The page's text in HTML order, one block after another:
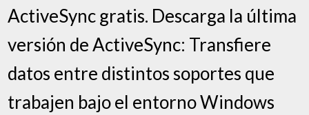
ActiveSync gratis. Descarga la última
versión de ActiveSync: Transfiere
datos entre distintos soportes que
trabajen bajo el entorno Windows